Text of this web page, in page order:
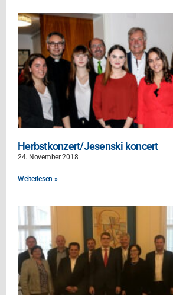
Herbstkonzert/Jesenski koncert
24. November 2018
Weiterlesen »